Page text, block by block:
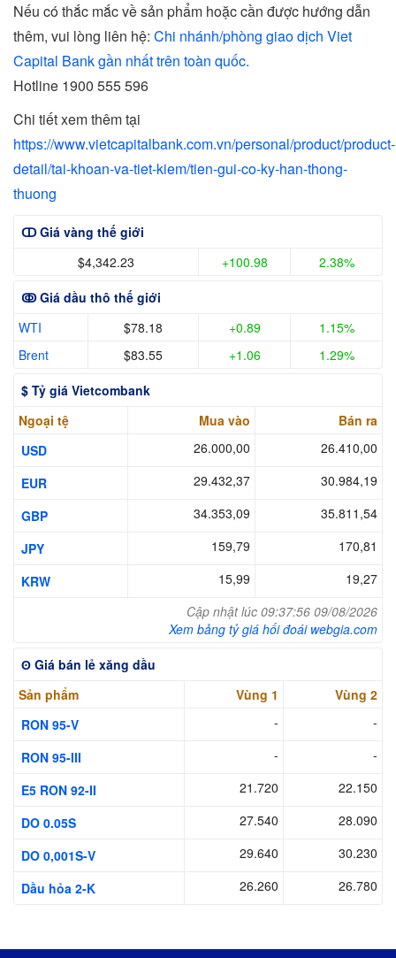
Nếu có thắc mắc về sản phẩm hoặc cần được hướng dẫn
thêm, vui lòng liên hệ: Chi nhánh/phòng giao dịch Viet
Capital Bank gần nhất trên toàn quốc.
Hotline 1900 555 596
Chi tiết xem thêm tại
https://www.vietcapitalbank.com.vn/personal/product/product-
detail/tai-khoan-va-tiet-kiem/tien-gui-co-ky-han-thong-
thuong
ↀ Giá vàng thế giới
$4,342.23
+100.98
2.38%
ↂ Giá dầu thô thế giới
WTI
$78.18 +0.89
1.15%
Brent
$83.55 +1.06
1.29%
$ Tỷ giá Vietcombank
Ngoại tệ
Mua vào
Bán ra
USD
26.000,00
26.410,00
EUR
29.432,37
30.984,19
GBP
34.353,09
35.811,54
JPY
159,79
170,81
KRW
15,99
19,27
Cập nhật lúc 09:37:56 09/08/2026
Xem bảng tỷ giá hối đoái webgia.com
ʘ Giá bán lẻ xăng dầu
Sản phẩm
Vùng 1
Vùng 2
RON 95-V
-
-
RON 95-III
-
-
E5 RON 92-II
21.720
22.150
DO 0.05S
27.540
28.090
DO 0,001S-V
29.640
30.230
Dầu hỏa 2-K
26.260 26.780